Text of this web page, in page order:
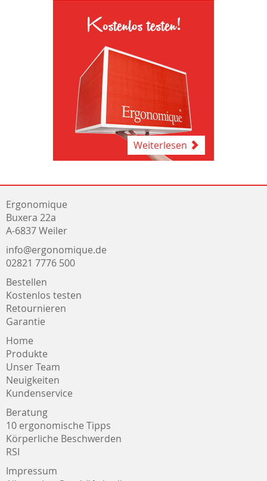
Kostenlos testen!
Weiterlesen
Ergonomique
Buxera 22a
A-6837 Weiler
info@ergonomique.de
02821 7776 500
Bestellen
Kostenlos testen
Retournieren
Garantie
Home
Produkte
Unser Team
Neuigkeiten
Kundenservice
Beratung
10 ergonomische Tipps
Körperliche Beschwerden
RSI
Impressum